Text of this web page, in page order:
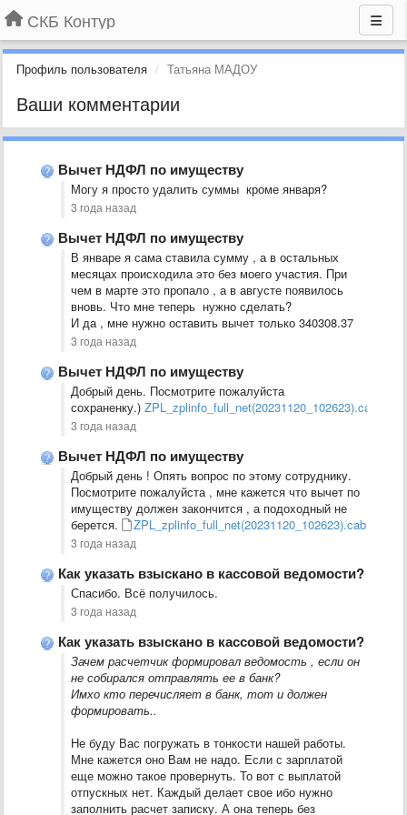
СКБ Контур
Профиль пользователя Татьяна МАДОУ
Ваши комментарии
Вычет НДФЛ по имуществу
Могу я просто удалить суммы кроме января?
3 года назад
Вычет НДФЛ по имуществу
В январе я сама ставила сумму , а в остальных
месяцах происходила это без моего участия. При
чем в марте это пропало , а в августе появилось
вновь. Что мне теперь нужно сделать?
И да , мне нужно оставить вычет только 340308.37
3 года назад
Вычет НДФЛ по имуществу
Добрый день. Посмотрите пожалуйста
сохраненку.) ZPL_zplinfo_full_net(20231120_102623).cab
3 года назад
Вычет НДФЛ по имуществу
Добрый день ! Опять вопрос по этому сотруднику.
Посмотрите пожалуйста , мне кажется что вычет по
имуществу должен закончится , а подоходный не
берется.
ZPL_zplinfo_full_net(20231120_102623).cab
3 года назад
Как указать взыскано в кассовой ведомости?
Спасибо. Всё получилось.
3 года назад
Как указать взыскано в кассовой ведомости?
Зачем расчетчик формировал ведомость , если он
не собирался отправлять ее в банк?
Имхо кто перечисляет в банк, тот и должен
формировать..
Не буду Вас погружать в тонкости нашей работы.
Мне кажется оно Вам не надо. Если с зарплатой
еще можно такое провернуть. То вот с выплатой
отпускных нет. Каждый делает свое ибо нужно
заполнить расчет записку. А она теперь без